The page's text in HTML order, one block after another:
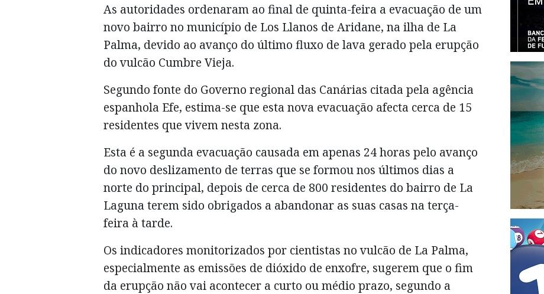
As autoridades ordenaram ao final de quinta-feira a evacuação de um
novo bairro no município de Los Llanos de Aridane, na ilha de La
Palma, devido ao avanço do último fluxo de lava gerado pela erupção
do vulcão Cumbre Vieja.
Segundo fonte do Governo regional das Canárias citada pela agência
espanhola Efe, estima-se que esta nova evacuação afecta cerca de 15
residentes que vivem nesta zona.
Esta é a segunda evacuação causada em apenas 24 horas pelo avanço
do novo deslizamento de terras que se formou nos últimos dias a
norte do principal, depois de cerca de 800 residentes do bairro de La
Laguna terem sido obrigados a abandonar as suas casas na terça-
feira à tarde.
Os indicadores monitorizados por cientistas no vulcão de La Palma,
especialmente as emissões de dióxido de enxofre, sugerem que o fim
da erupção não vai acontecer a curto ou médio prazo, segundo a